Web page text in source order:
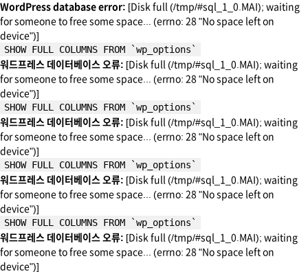
WordPress database error: [Disk full (/tmp/#sql_1_0.MAI); waiting
for someone to free some space... (errno: 28 "No space left on
device")]
SHOW FULL COLUMNS FROM `wp_options`
워드프레스 데이터베이스 오류: [Disk full (/tmp/#sql_1_0.MAI); waiting
for someone to free some space... (errno: 28 "No space left on
device")]
SHOW FULL COLUMNS FROM `wp_options`
워드프레스 데이터베이스 오류: [Disk full (/tmp/#sql_1_0.MAI); waiting
for someone to free some space... (errno: 28 "No space left on
device")]
SHOW FULL COLUMNS FROM `wp_options`
워드프레스 데이터베이스 오류: [Disk full (/tmp/#sql_1_0.MAI); waiting
for someone to free some space... (errno: 28 "No space left on
device")]
SHOW FULL COLUMNS FROM `wp_options`
워드프레스 데이터베이스 오류: [Disk full (/tmp/#sql_1_0.MAI); waiting
for someone to free some space... (errno: 28 "No space left on
device")]